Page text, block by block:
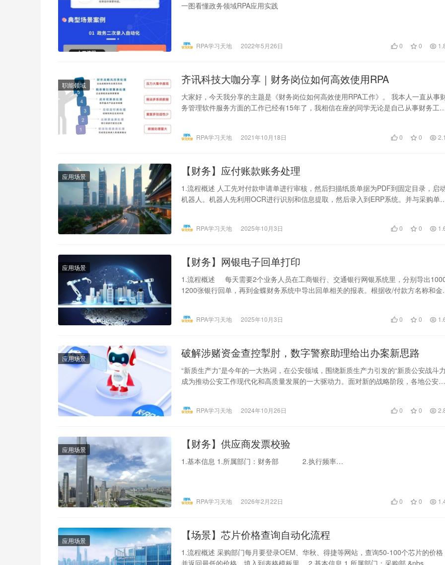
一图看懂政务领域RPA应用实践
RPA学习天地 2022年5月26日 0 0
职能领域 齐讯科技大咖分享｜财务岗位如何高效使用RPA
大家好，今天我分享的主题是《财务岗位如何高效使用RPA工作》。 我本人一直从事
务管理软件服务方面的工作已经有15年了，我相信在座的同学无论是自己从事财务工
RPA学习天地 2021年10月18日 0 0
应用场景 【财务】应付账款账务处理
1.流程概述 人工先对付款申请单进行审核，然后扫描纸质单据为PDF到固定目录，启
机器人。机器人先利用OCR进行识别和信息提取，然后录入到ERP系统。并与采购单
RPA学习天地 2025年10月3日 0 0
应用场景 【财务】网银电子回单打印
1.流程概述 每天需要2个业务人员在工商银行、交通银行网银系统里，分别导出
1200张银行回单，再到金蝶财务系统中导出回单相关的报表。根据收/付款方名称和金
RPA学习天地 2025年10月3日 0 0
应用场景 破解涉赌资金查控掣肘，数字警察助理给出办案新思路
“新质生产力”是今年的一大热词，在公安领域，围绕新质生产力引发的“新质公安战斗
成为推动公安工作现代化和高质量发展的一大驱动力。面对新的战略阶段，各地公安坚
RPA学习天地 2024年10月26日 0 0
应用场景 【财务】供应商发票校验
1.基本信息 1.所属部门：财务部 2.执行频率…
RPA学习天地 2026年2月22日 0 0
应用场景 【场景】芯片价格查询自动化流程
1.流程概述 采购部门每月要登录OEM、华秋、得捷等网站，查询50-100个芯片的价格